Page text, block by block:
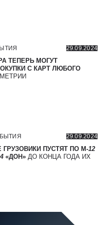
29.09.2024
ТЕПЕРЬ МОГУТ
С КАРТ ЛЮБОГО
29.09.2024
ПУСТЯТ ПО М-12
4 «ДОН» ДО КОНЦА ГОДА ИХ